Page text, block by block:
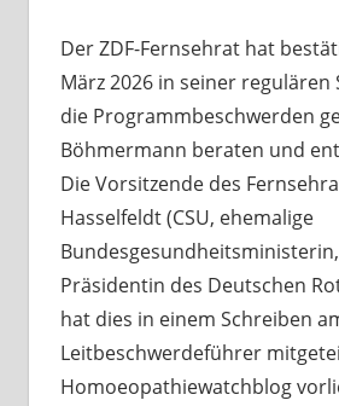
Der ZDF-Fernsehrat hat
März 2026 in seiner regulären
die Programmbeschwerden
Böhmermann beraten und
Die Vorsitzende des
Hasselfeldt (CSU, ehemalige
Präsidentin des Deutschen
hat dies in einem Schreiben
Leitbeschwerdeführer
Homoeopathiewatchblog